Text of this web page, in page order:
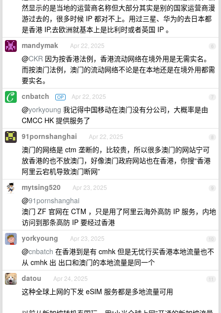
然显示的是当地的运营商名称但大部分其实是别的国家运营商漫
游过去的，很多时候 IP 都对不上。用过三星、华为的去日本都
是香港 IP,去欧洲就基本上是比利时或者英国 IP 。
6
mandymak Apr 22, 2025
@CKR 因为按香港法例，香港流动网络在境外用是无需实名。
而按澳门法例，澳门的流动网络不论是在本地还是在境外用都需
要实名。
7
cnbatch OP Apr 22, 2025
@yorkyoung 我记得中国移动在澳门没有分公司，大概率是由
CMCC HK 提供服务了
8
91pornshanghai Apr 22, 2025
澳门的网络是 ctm 垄断的，比较贵，所以很多澳门的网站宁可
放香港的也不放澳门，好像澳门政府网站也在香港，你搜“香港
阿里云宕机导致澳门断网”
9
mytsing520 Apr 23, 2025
@91pornshanghai
澳门 ZF 官网在 CTM ，只是用了阿里云海外高防 IP 服务，内地
访问到那条高防 IP 要经过香港
10
yorkyoung Apr 23, 2025
@cnbatch 在香港到是有 cmhk 但是无忧行买香港本地流量也不
从 cmhk 出 出口和澳门的本地流量是同一个
11
datou Apr 24, 2025
这种全球上网的下发 eSIM 服务都是多地流量可用